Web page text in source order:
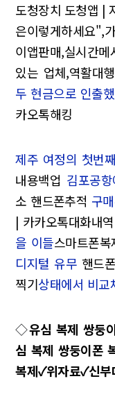
도청장치 도청앱 |
은이렇게하세요",
이앱판매,실시간메
있는 업체,역활대
두 현금으로 인출
카오톡해킹
제주 여정의 첫번
내용백업 김포공
소 핸드폰추적 구
| 카카오톡대화내
을 이들스마트폰
디지털 유무핸드
찍기상태에서 비교
◇유심 복제 쌍둥
심 복제 쌍둥이폰
복제✓위자료✓신부